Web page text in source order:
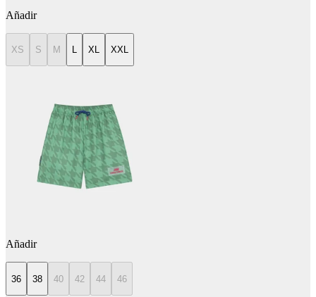
Añadir
XS S M L XL XXL
Añadir
36 38 40 42 44 46